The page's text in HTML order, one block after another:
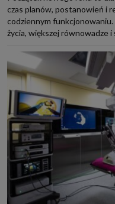
czas planów, postanowień i
codziennym
życia, większej równowadze i